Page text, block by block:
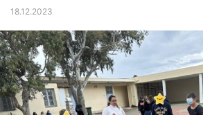
18.12.2023